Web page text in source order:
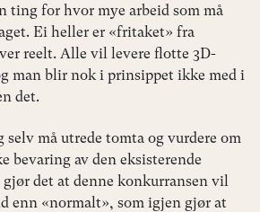
ting for hvor mye arbeid som må
Ei heller er «fritaket» fra
reelt. Alle vil levere flotte 3D-
man blir nok i prinsippet ikke med i
det.
må utrede tomta og vurdere om
bevaring av den eksisterende
det at denne konkurransen vil
enn «normalt», som igjen gjør at